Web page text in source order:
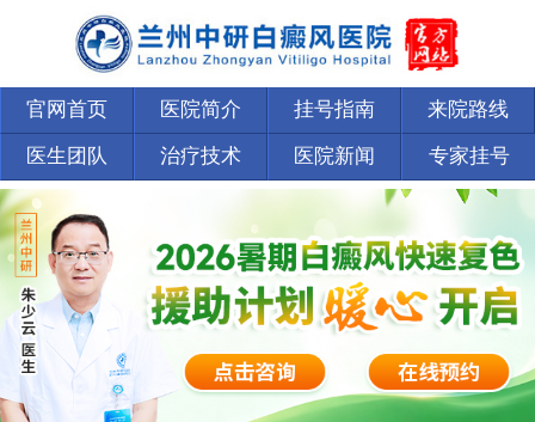
官网首页 医院简介 挂号指南 来院路线
医生团队 治疗技术 医院新闻 专家挂号